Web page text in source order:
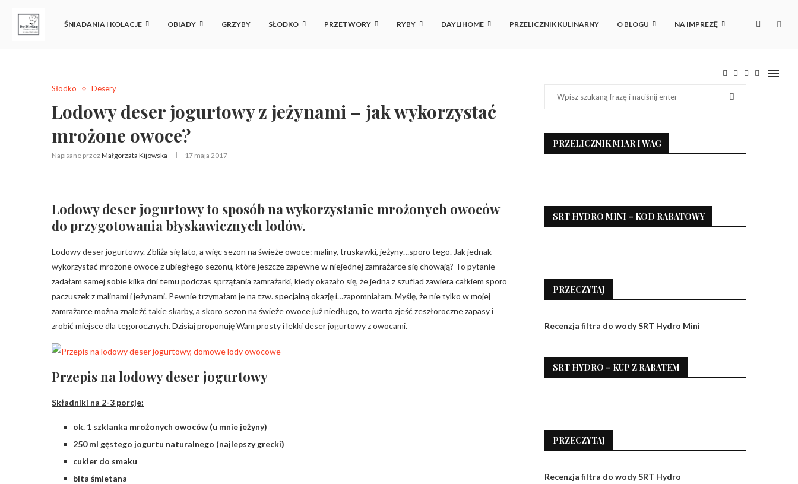
ŚNIADANIA I KOLACJE OBIADY GRZYBY SŁODKO PRZETWORY RYBY DAYLIHOME PRZELICZNIK KULINARNY O BLOGU NA IMPREZĘ
Słodko Desery
Lodowy deser jogurtowy z jeżynami – jak wykorzystać
mrożone owoce?
Napisane przez Małgorzata Kijowska 17 maja 2017
Lodowy deser jogurtowy to sposób na wykorzystanie mrożonych owoców
do przygotowania błyskawicznych lodów.
Lodowy deser jogurtowy. Zbliża się lato, a więc sezon na świeże owoce: maliny, truskawki, jeżyny…sporo tego. Jak jednak
wykorzystać mrożone owoce z ubiegłego sezonu, które jeszcze zapewne w niejednej zamrażarce się chowają? To pytanie
zadałam samej sobie kilka dni temu podczas sprzątania zamrażarki, kiedy okazało się, że jedna z szuflad zawiera całkiem sporo
paczuszek z malinami i jeżynami. Pewnie trzymałam je na tzw. specjalną okazję i…zapomniałam. Myślę, że nie tylko w mojej
zamrażarce można znaleźć takie skarby, a skoro sezon na świeże owoce już niedługo, to warto zjeść zeszłoroczne zapasy i
zrobić miejsce dla tegorocznych. Dzisiaj proponuję Wam prosty i lekki deser jogurtowy z owocami.
Przepis na lodowy deser jogurtowy
Składniki na 2-3 porcje:
ok. 1 szklanka mrożonych owoców (u mnie jeżyny)
250 ml gęstego jogurtu naturalnego (najlepszy grecki)
cukier do smaku
bita śmietana
PRZELICZNIK MIAR I WAG
SRT HYDRO MINI – KOD RABATOWY
PRZECZYTAJ
Recenzja filtra do wody SRT Hydro Mini
SRT HYDRO – KUP Z RABATEM
PRZECZYTAJ
Recenzja filtra do wody SRT Hydro